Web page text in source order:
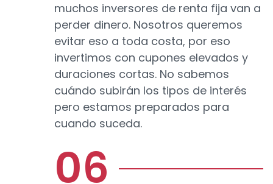
muchos inversores de renta fija van a
perder dinero. Nosotros queremos
evitar eso a toda costa, por eso
invertimos con cupones elevados y
duraciones cortas. No sabemos
cuándo subirán los tipos de interés
pero estamos preparados para
cuando suceda.